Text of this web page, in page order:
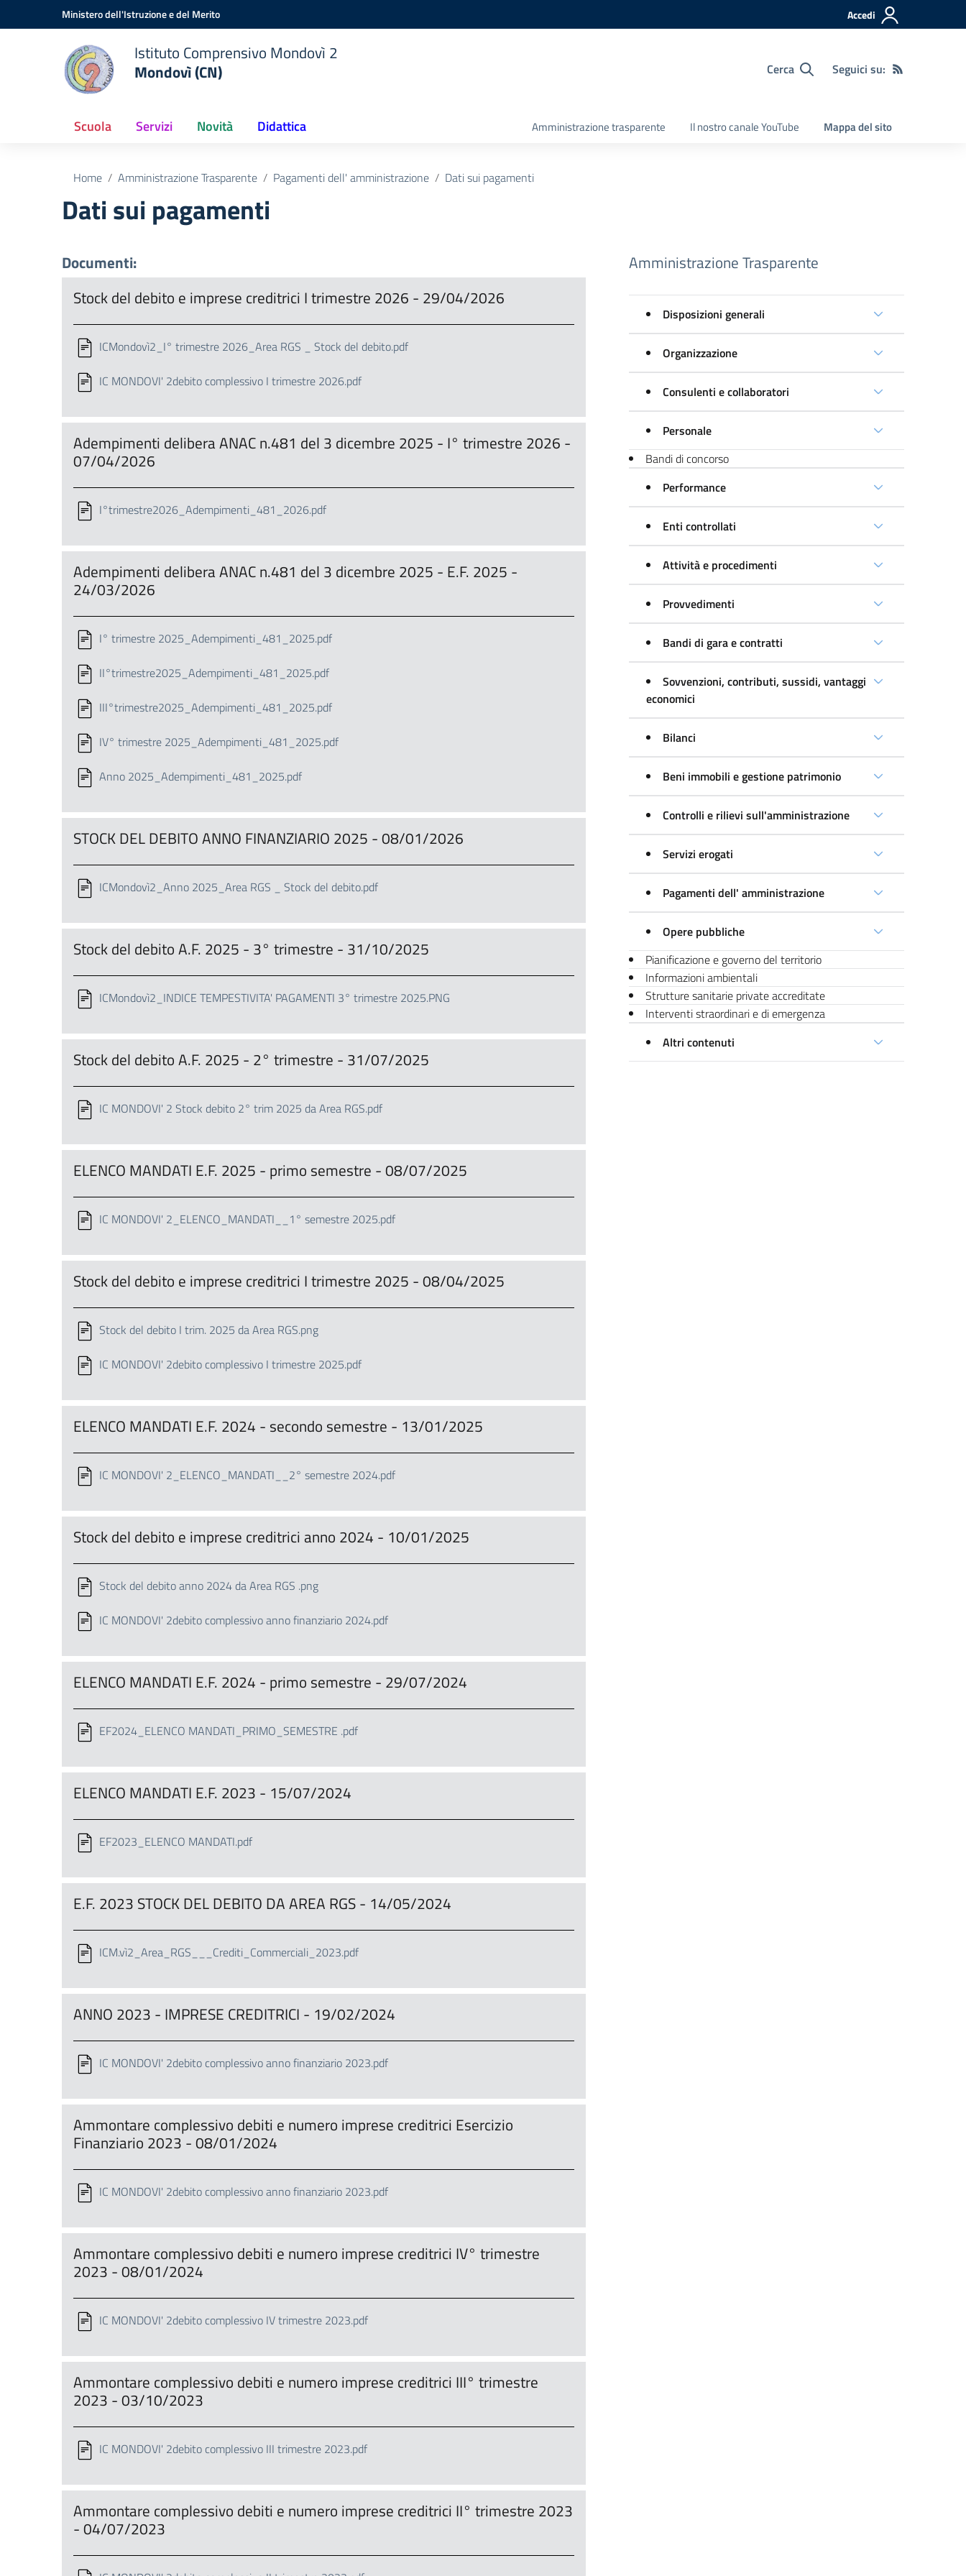
Vai ai contenuti
Vai al menu di navigazioneMinistero dell'Istruzione e del Merito Accedi
Istituto Comprensivo Mondovì 2
Mondovì (CN)
Cerca Seguici su:
Scuola Servizi Novità Didattica Amministrazione trasparente Il nostro canale YouTube Mappa del sito
Home Amministrazione Trasparente Pagamenti dell' amministrazione Dati sui pagamenti
Dati sui pagamenti
Documenti:
Stock del debito e imprese creditrici I trimestre 2026 - 29/04/2026
ICMondovì2_I° trimestre 2026_Area RGS _ Stock del debito.pdf
IC MONDOVI' 2debito complessivo I trimestre 2026.pdf
Adempimenti delibera ANAC n.481 del 3 dicembre 2025 - I° trimestre 2026 -
07/04/2026
I°trimestre2026_Adempimenti_481_2026.pdf
Adempimenti delibera ANAC n.481 del 3 dicembre 2025 - E.F. 2025 -
24/03/2026
I° trimestre 2025_Adempimenti_481_2025.pdf
II°trimestre2025_Adempimenti_481_2025.pdf
III°trimestre2025_Adempimenti_481_2025.pdf
IV° trimestre 2025_Adempimenti_481_2025.pdf
Anno 2025_Adempimenti_481_2025.pdf
STOCK DEL DEBITO ANNO FINANZIARIO 2025 - 08/01/2026
ICMondovì2_Anno 2025_Area RGS _ Stock del debito.pdf
Stock del debito A.F. 2025 - 3° trimestre - 31/10/2025
ICMondovì2_INDICE TEMPESTIVITA' PAGAMENTI 3° trimestre 2025.PNG
Stock del debito A.F. 2025 - 2° trimestre - 31/07/2025
IC MONDOVI' 2 Stock debito 2° trim 2025 da Area RGS.pdf
ELENCO MANDATI E.F. 2025 - primo semestre - 08/07/2025
IC MONDOVI' 2_ELENCO_MANDATI__1° semestre 2025.pdf
Stock del debito e imprese creditrici I trimestre 2025 - 08/04/2025
Stock del debito I trim. 2025 da Area RGS.png
IC MONDOVI' 2debito complessivo I trimestre 2025.pdf
ELENCO MANDATI E.F. 2024 - secondo semestre - 13/01/2025
IC MONDOVI' 2_ELENCO_MANDATI__2° semestre 2024.pdf
Stock del debito e imprese creditrici anno 2024 - 10/01/2025
Stock del debito anno 2024 da Area RGS .png
IC MONDOVI' 2debito complessivo anno finanziario 2024.pdf
ELENCO MANDATI E.F. 2024 - primo semestre - 29/07/2024
EF2024_ELENCO MANDATI_PRIMO_SEMESTRE .pdf
ELENCO MANDATI E.F. 2023 - 15/07/2024
EF2023_ELENCO MANDATI.pdf
E.F. 2023 STOCK DEL DEBITO DA AREA RGS - 14/05/2024
ICM.vì2_Area_RGS___Crediti_Commerciali_2023.pdf
ANNO 2023 - IMPRESE CREDITRICI - 19/02/2024
IC MONDOVI' 2debito complessivo anno finanziario 2023.pdf
Ammontare complessivo debiti e numero imprese creditrici Esercizio
Finanziario 2023 - 08/01/2024
IC MONDOVI' 2debito complessivo anno finanziario 2023.pdf
Ammontare complessivo debiti e numero imprese creditrici IV° trimestre
2023 - 08/01/2024
IC MONDOVI' 2debito complessivo IV trimestre 2023.pdf
Ammontare complessivo debiti e numero imprese creditrici III° trimestre
2023 - 03/10/2023
IC MONDOVI' 2debito complessivo III trimestre 2023.pdf
Ammontare complessivo debiti e numero imprese creditrici II° trimestre 2023
- 04/07/2023
Amministrazione Trasparente
Disposizioni generali
Organizzazione
Consulenti e collaboratori
Personale
Bandi di concorso
Performance
Enti controllati
Attività e procedimenti
Provvedimenti
Bandi di gara e contratti
Sovvenzioni, contributi, sussidi, vantaggi
economici
Bilanci
Beni immobili e gestione patrimonio
Controlli e rilievi sull'amministrazione
Servizi erogati
Pagamenti dell' amministrazione
Opere pubbliche
Pianificazione e governo del territorio
Informazioni ambientali
Strutture sanitarie private accreditate
Interventi straordinari e di emergenza
Altri contenuti